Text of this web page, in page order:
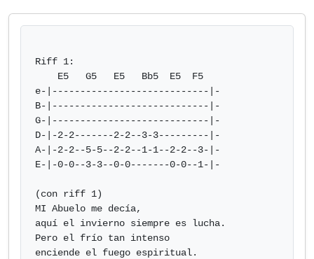
Riff 1:
e-|----------------------------|-
B-|----------------------------|-
G-|----------------------------|-
D-|-2-2-------2-2--3-3---------|-
A-|-2-2--5-5--2-2--1-1--2-2--3-|-
E-|-0-0--3-3--0-0-------0-0--1-|-
(con riff 1)
MI Abuelo me decía,
aquí el invierno siempre es lucha.
Pero el frío tan intenso
enciende el fuego espiritual.